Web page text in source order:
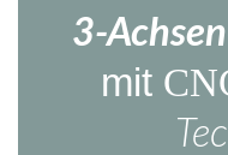
3-
mit